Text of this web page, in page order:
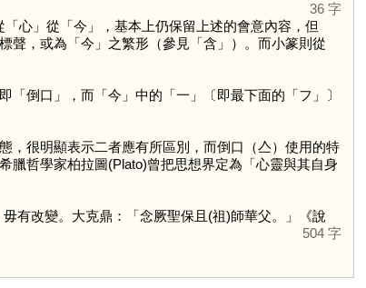
36 字
「心」從「今」，基本上仍保留上述的會意內容，但
聲，或為「今」之繁形（參見「含 」）。而小篆則從
「倒口」，而「今」中的「一 」〔即最下面的「フ 」〕
，很明顯表示二者應有所區別，而倒口（亼）使用的特
臘哲學家柏拉圖(Plato)曾把思想界定為「心靈與其自身
有改變。大克鼎：「念厥聖保且(祖)師華父。」《說
504 字